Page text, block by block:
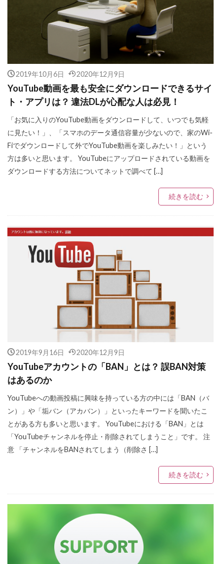
2019年10月6日 2020年12月9日
YouTube動画を最も安全にダウンロードできるサイ
ト・アプリは？ 違法DLが心配な人は必見！
「お気に入りのYouTube動画をダウンロードして、いつでも気軽
に見たい！」、「スマホのデータ通信容量が少ないので、家のWi-
Fiでダウンロードして外でYouTube動画を楽しみたい！」という
方は多いと思います。 YouTubeにアップロードされている動画を
ダウンロードする方法についてネットで調べて […]
続きを読む
2019年9月16日 2020年12月9日
YouTubeアカウントの「BAN」とは？ 誤BAN対策
はあるのか
YouTubeへの動画投稿に興味を持っている方の中には「BAN（バ
ン）」や「垢バン（アカバン）」といったキーワードを聞いたこ
とがある方も多いと思います。 YouTubeにおける「BAN」とは
「YouTubeチャンネルを停止・削除されてしまうこと」です。 注
意 「チャンネルをBANされてしまう（削除さ […]
続きを読む